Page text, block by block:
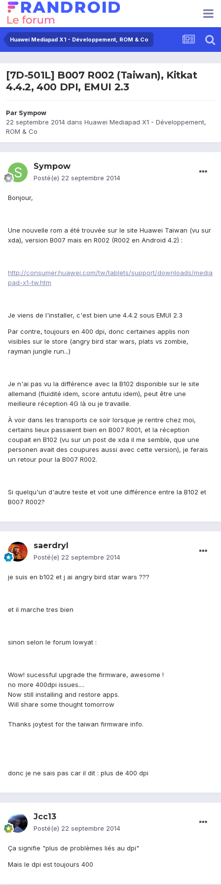
Huawei Mediapad X1 - Développement, ROM & Co
[7D-501L] B007 R002 (Taiwan), Kitkat
4.4.2, 400 DPI, EMUI 2.3
Par Sympow
22 septembre 2014 dans Huawei Mediapad X1 - Développement,
ROM & Co
Sympow
Posté(e) 22 septembre 2014
Bonjour,
Une nouvelle rom a été trouvée sur le site Huawei Taiwan (vu sur
xda), version B007 mais en R002 (R002 en Android 4.2) :
http://consumer.huawei.com/tw/tablets/support/downloads/media
pad-x1-tw.htm
Je viens de l'installer, c'est bien une 4.4.2 sous EMUI 2.3
Par contre, toujours en 400 dpi, donc certaines applis non
visibles sur le store (angry bird star wars, plats vs zombie,
rayman jungle run...)
Je n'ai pas vu la différence avec la B102 disponible sur le site
allemand (fluidité idem, score antutu idem), peut être une
meilleure réception 4G là ou je travaille.
À voir dans les transports ce soir lorsque je rentre chez moi,
certains lieux passaient bien en B007 R001, et la réception
coupait en B102 (vu sur un post de xda il me semble, que une
personen avait des coupures aussi avec cette version), je ferais
un retour pour la B007 R002.
Si quelqu'un d'autre teste et voit une différence entre la B102 et
B007 R002?
saerdryl
Posté(e) 22 septembre 2014
je suis en b102 et j ai angry bird star wars ???
et il marche tres bien
sinon selon le forum lowyat :
Wow! sucessful upgrade the firmware, awesome !
no more 400dpi issues....
Now still installing and restore apps.
Will share some thought tomorrow
Thanks joytest for the taiwan firmware info.
donc je ne sais pas car il dit : plus de 400 dpi
Jcc13
Posté(e) 22 septembre 2014
Ça signifie "plus de problèmes liés au dpi"
Mais le dpi est toujours 400